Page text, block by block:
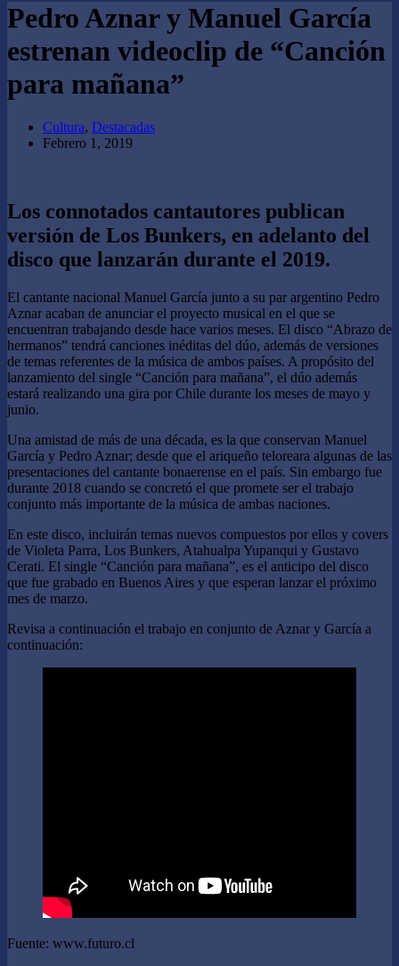
Pedro Aznar y Manuel García
estrenan videoclip de “Canción
para mañana”
Cultura, Destacadas
Febrero 1, 2019
Los connotados cantautores publican
versión de Los Bunkers, en adelanto del
disco que lanzarán durante el 2019.
El cantante nacional Manuel García junto a su par argentino Pedro
Aznar acaban de anunciar el proyecto musical en el que se
encuentran trabajando desde hace varios meses. El disco “Abrazo de
hermanos” tendrá canciones inéditas del dúo, además de versiones
de temas referentes de la música de ambos países. A propósito del
lanzamiento del single “Canción para mañana”, el dúo además
estará realizando una gira por Chile durante los meses de mayo y
junio.
Una amistad de más de una década, es la que conservan Manuel
García y Pedro Aznar; desde que el ariqueño teloreara algunas de las
presentaciones del cantante bonaerense en el país. Sin embargo fue
durante 2018 cuando se concretó el que promete ser el trabajo
conjunto más importante de la música de ambas naciones.
En este disco, incluirán temas nuevos compuestos por ellos y covers
de Violeta Parra, Los Bunkers, Atahualpa Yupanqui y Gustavo
Cerati. El single “Canción para mañana”, es el anticipo del disco
que fue grabado en Buenos Aires y que esperan lanzar el próximo
mes de marzo.
Revisa a continuación el trabajo en conjunto de Aznar y García a
continuación:
Fuente: www.futuro.cl